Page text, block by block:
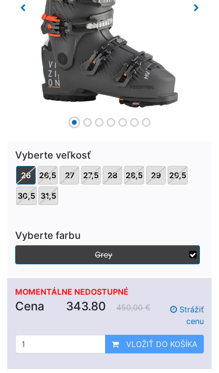
Previous Next
Vyberte veľkosť
26 26,5 27 27,5 28 28,5 29 29,5
30,5 31,5
Vyberte farbu
Grey
MOMENTÁLNE NEDOSTUPNÉ
Cena 343.80 450,00 €
Strážiť
cenu
VLOŽIŤ DO KOŠÍKA